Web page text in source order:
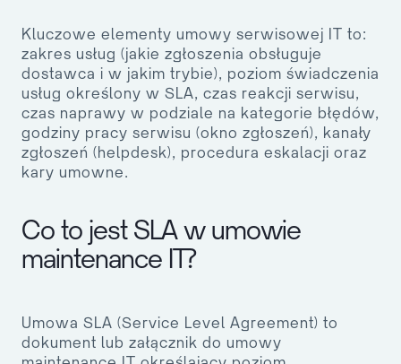
Kluczowe elementy umowy serwisowej IT to:
zakres usług (jakie zgłoszenia obsługuje
dostawca i w jakim trybie), poziom świadczenia
usług określony w SLA, czas reakcji serwisu,
czas naprawy w podziale na kategorie błędów,
godziny pracy serwisu (okno zgłoszeń), kanały
zgłoszeń (helpdesk), procedura eskalacji oraz
kary umowne.
Co to jest SLA w umowie
maintenance IT?
Umowa SLA (Service Level Agreement) to
dokument lub załącznik do umowy